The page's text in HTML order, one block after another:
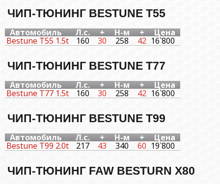
ЧИП-ТЮНИНГ BESTUNE T55
Автомобиль Л.с. + Н-м + Цена
Bestune T55 1.5t 160 30 258 42 16`800
ЧИП-ТЮНИНГ BESTUNE T77
Автомобиль Л.с. + Н-м + Цена
Bestune T77 1.5t 160 30 258 42 16`800
ЧИП-ТЮНИНГ BESTUNE T99
Автомобиль Л.с. + Н-м + Цена
Bestune T99 2.0t 217 43 340 60 19`800
ЧИП-ТЮНИНГ FAW BESTURN X80